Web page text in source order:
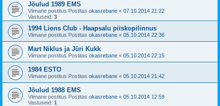
Jõulud 1989 EMS
Viimane postitus Postitas okasrebane « 07.10.2014 21:22
Vastuseid: 3
1994 Lions Club - Haapsalu piiskopilinnus
Viimane postitus Postitas okasrebane « 05.10.2014 22:36
Mart Niklus ja Jüri Kukk
Viimane postitus Postitas okasrebane « 05.10.2014 22:15
1984 ESTO
Viimane postitus Postitas okasrebane « 05.10.2014 21:42
Jõulud 1988 EMS
Viimane postitus Postitas okasrebane « 05.10.2014 12:59
Vastuseid: 1